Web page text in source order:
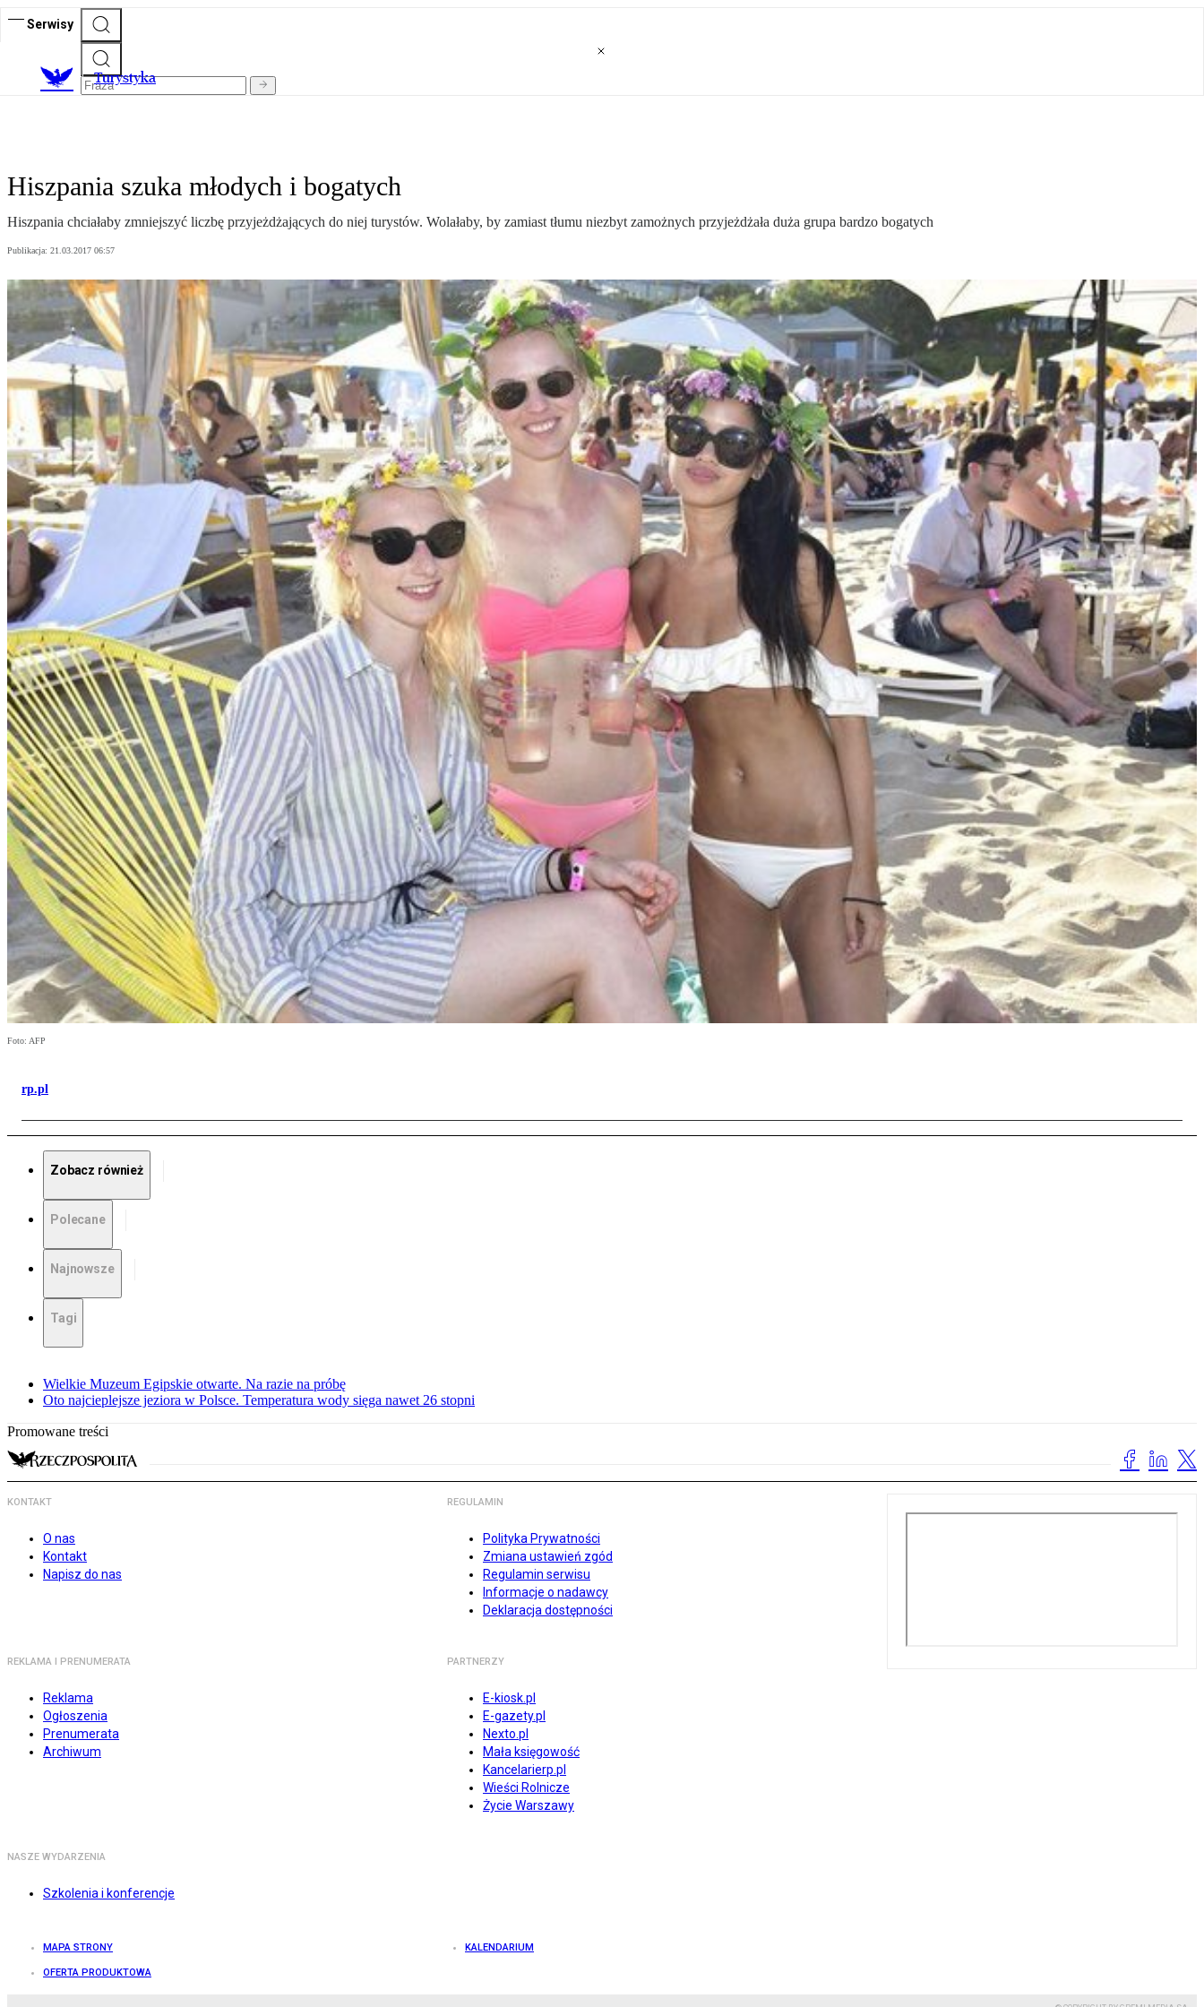
Serwisy
Turystyka
Hiszpania szuka młodych i bogatych
Hiszpania chciałaby zmniejszyć liczbę przyjeżdżających do niej turystów. Wolałaby, by zamiast tłumu niezbyt zamożnych przyjeżdżała duża grupa bardzo bogatych
Publikacja: 21.03.2017 06:57
Foto: AFP
rp.pl
Zobacz również
Polecane
Najnowsze
Tagi
Wielkie Muzeum Egipskie otwarte. Na razie na próbę
Oto najcieplejsze jeziora w Polsce. Temperatura wody sięga nawet 26 stopni
Promowane treści
KONTAKT
O nas
Kontakt
Napisz do nas
REGULAMIN
Polityka Prywatności
Zmiana ustawień zgód
Regulamin serwisu
Informacje o nadawcy
Deklaracja dostępności
REKLAMA I PRENUMERATA
Reklama
Ogłoszenia
Prenumerata
Archiwum
PARTNERZY
E-kiosk.pl
E-gazety.pl
Nexto.pl
Mała księgowość
Kancelarierp.pl
Wieści Rolnicze
Życie Warszawy
NASZE WYDARZENIA
Szkolenia i konferencje
MAPA STRONY KALENDARIUM
OFERTA PRODUKTOWA